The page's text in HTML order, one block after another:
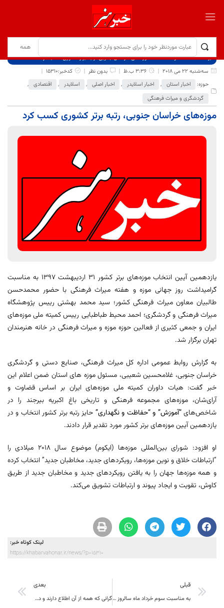
برگ نخست نوشته‌ها
موزه‌های خراسان جنوبی، رتبه برتر کشوری کسب کرد
سه‌شنبه 22 می 2018
3:36 ب.ظ بدون نظر
کدخبر:15310
حوزه:
اخبار استان , اخبار اسلایدر , اخبار اصلی , اسلایدر , اقتصادی ,
گردشگری و میراث فرهنگی
موزه‌های خراسان جنوبی، رتبه برتر کشوری کسب کرد
یازدهمین آیین انتخاب موزه‌های برتر کشور ۳۱ اردیبهشت 1397‌ به مناسبت
گرامیداشت روز جهانی موزه و هفته میراث فرهنگی با حضور محمدحسن
طالبیان معاون میراث فرهنگی کشور؛ سید محمد بهشتی رییس پژوهشگاه
میراث فرهنگی و گردشگری؛ احمد محیط طباطبایی رییس کمیته ملی موزه‌های
ایران و جمعی کثیری از فعالین حوزه موزه و میراث فرهنگی در خانه هنرمندان
تهران برگزار شد.
به گزارش روابط عمومی اداره کل میراث فرهنگی، صنایع دستی و گردشگری
خراسان جنوبی، غلامحسین شعیبی، مسئول موزه های استان ضمن اعلام این
خبر گفت: هیات داوران کمیته ملی موزه‌های ایران بر اساس قضاوت و
آرای‌شان، موزه‌های مجموعه فرهنگی و تاریخی باغ اکبریه بیرجند را در
شاخص‌های“آموزش” و “حفاظت و نگهداری” حایز رتبه برتر کشور انتخاب و در
یازدهمین آیین موزه‌های برتر کشور مورد تقدیر قرار دادند.
او افزود: شورای بین‌المللی موزه‌ها (ایکوم) موضوع سال 2018 میلادی را
“ارتباطات خلاق و نوین موزه‌ها، رویکردهای جدید، مخاطبان جدید” انتخاب کرده
و همه موزه‌ها جهان را به یافتن رویکردهای جدید و مخاطبان جدید از طریق
کاوش، تقویت و ایجاد پیوند و ارتباطات تشویق می‌کند.
لینک کوتاه خبر:
https://khabarvahonar.ir/news/?p=15310
قبلی
به مناسبت سوم خرداد ماه سالروز آزادسازی خرمشهر برنامه های متنوعی از دوربین و صدای شبکه خاوران به روی آنتن می رود .
بعدی
گرانی که همه از آن اطلاع دارند و در مقابل آن سکوتی عظیم اختیار کرده‌اند